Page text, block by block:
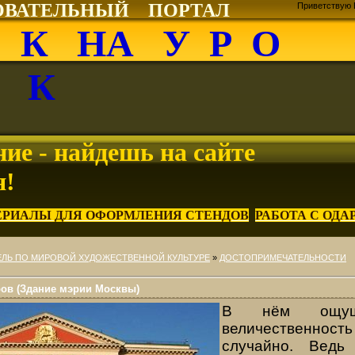
ПОРТАЛ Приветствую
К НА У Р О
К
- найдешь на сайте
ДЛЯ ОФОРМЛЕНИЯ СТЕНДОВ РАБОТА С
ПО МИРОВОЙ ХУДОЖЕСТВЕННОЙ КУЛЬТУРЕ » ДОСТОПРИМЕЧАТЕЛЬНОСТИ
(Здание мэрии Москвы)
В нём
случайно.